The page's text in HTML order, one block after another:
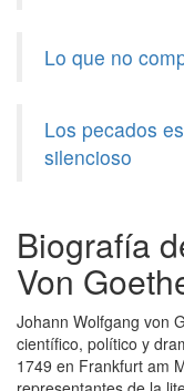
Lo que no
Los pecados
silencioso
Biografía
Von
Johann Wolfgang von
científico, político y
1749 en Frankfurt am